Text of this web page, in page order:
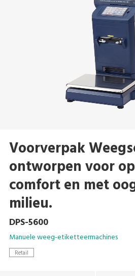
Voorverpak
ontworpen voor
comfort en met
milieu.
DPS-5600
Manuele weeg-etiketteermachines
Retail